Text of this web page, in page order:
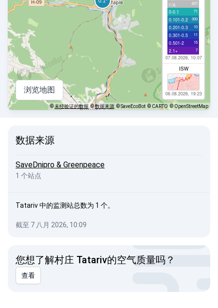
с/д 607
0-0.1 71
0.101-0.2 300
0.201-0.3 10
0.301-0.5 11
0.501-2 15
2.1+ 7
07.08.2026, 10:07
ISW
06.08.2026, 19:23
浏览地图
©未经验证的数据 ©数据来源 © SaveEcoBot © CARTO © OpenStreetMap
数据来源
SaveDnipro & Greenpeace
1 个站点
Tatariv 中的监测站总数为 1 个。
截至 7 八月 2026, 10:09
您想了解村庄 Tatariv的空气质量吗？
查看